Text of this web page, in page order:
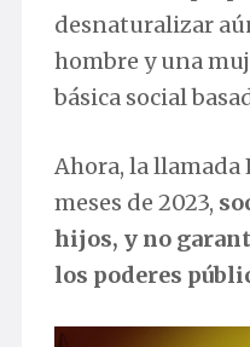
desnaturalizar
hombre y una
básica social
Ahora, la llamada
meses de 2023,
hijos, y no
los poderes